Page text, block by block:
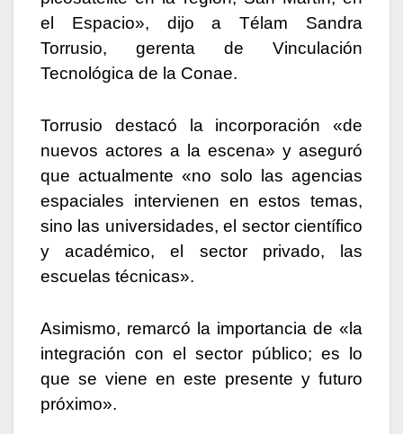
el Espacio», dijo a Télam Sandra
Torrusio, gerenta de Vinculación
Tecnológica de la Conae.
Torrusio destacó la incorporación «de
nuevos actores a la escena» y aseguró
que actualmente «no solo las agencias
espaciales intervienen en estos temas,
sino las universidades, el sector científico
y académico, el sector privado, las
escuelas técnicas».
Asimismo, remarcó la importancia de «la
integración con el sector público; es lo
que se viene en este presente y futuro
próximo».